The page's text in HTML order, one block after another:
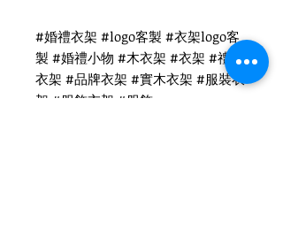
#婚禮衣架 #logo客製 #衣架logo客
製 #婚禮小物 #木衣架 #衣架 #禮品
衣架 #品牌衣架 #實木衣架 #服裝衣
架 #服飾衣架 #服飾